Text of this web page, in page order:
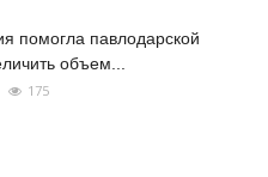
помогла павлодарской
объем...
175